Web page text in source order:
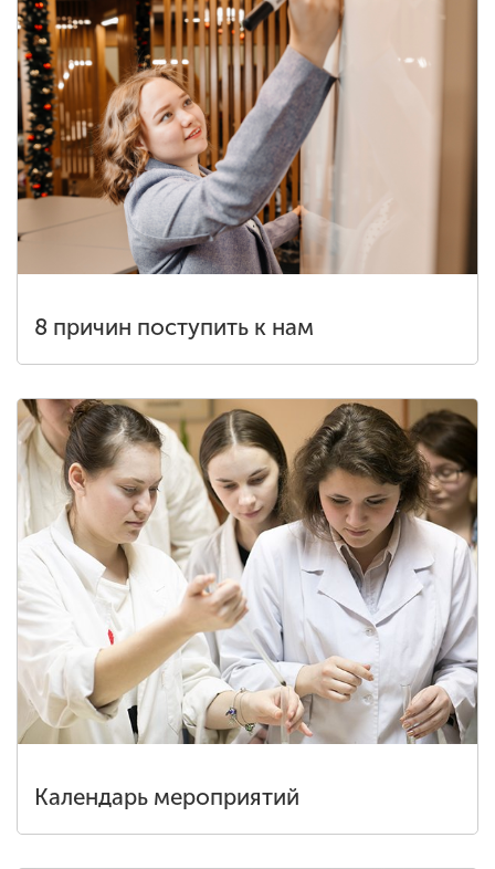
8 причин поступить к нам
Календарь мероприятий